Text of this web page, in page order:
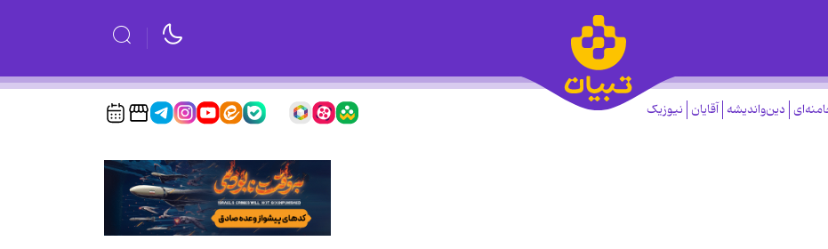
دین‌واندیشه آقایان نیوزیک